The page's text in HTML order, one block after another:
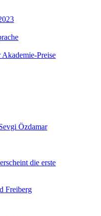
Preise
Özdamar
die erste
Freiberg